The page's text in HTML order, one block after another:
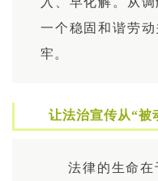
一个稳固和谐劳
牢。
让法治宣传从“被
法律的生命